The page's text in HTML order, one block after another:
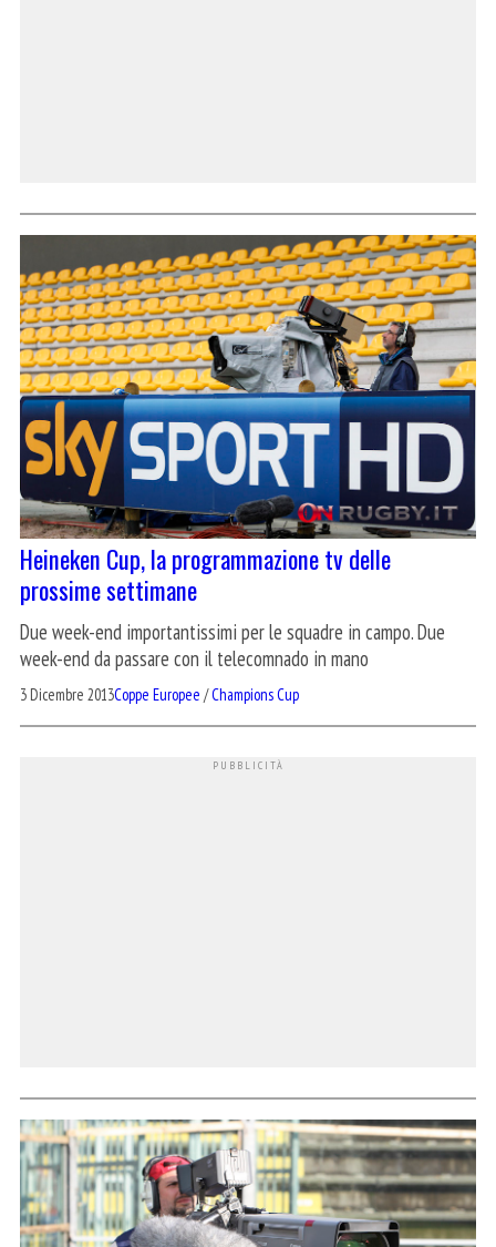
Heineken Cup, la programmazione tv delle
prossime settimane
Due week-end importantissimi per le squadre in campo. Due
week-end da passare con il telecomnado in mano
3 Dicembre 2013Coppe Europee /Champions Cup